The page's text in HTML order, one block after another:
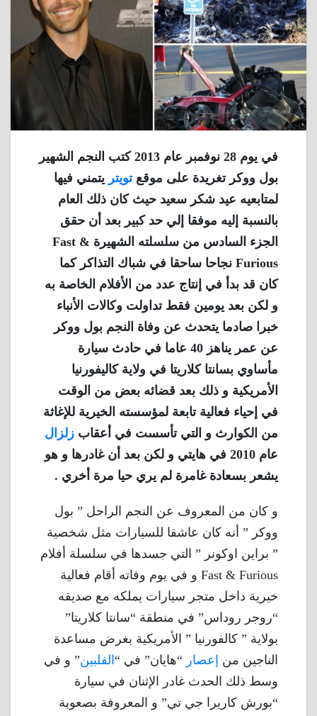
في يوم 28 نوفمبر عام 2013 كتب النجم الشهير
بول ووكر تغريدة على موقعتويتر يتمني فيها
لمتابعيه عيد شكر سعيد حيث كان ذلك العام
بالنسبة إليه موفقا إلي حد كبير بعد أن حقق
الجزء السادس من سلسلته الشهيرة Fast &
Furious نجاحا ساحقا في شباك التذاكر كما
كان قد بدأ في إنتاج عدد من الأفلام الخاصة به
و لكن بعد يومين فقط تداولت وكالات الأنباء
خبرا صادما يتحدث عن وفاة النجم بول ووكر
عن عمر يناهز 40 عاما في حادث سيارة
مأساوي بسانتا كلاريتا في ولاية كاليفورنيا
الأمريكية و ذلك بعد قضائه بعض من الوقت
في إحياء فعالية تابعة لمؤسسته الخيرية للإغاثة
من الكوارث و التي تأسست في أعقاب زلزال
عام 2010 في هايتي و لكن بعد أن غادرها و هو
يشعر بسعادة غامرة لم يري حيا مرة أخري .
و كان من المعروف عن النجم الراحل ” بول
ووكر ” أنه كان عاشقا للسيارات مثل شخصية
” براين اوكونر ” التي جسدها في سلسلة أفلام
Fast & Furious و في يوم وفاته أقام فعالية
خيرية داخل متجر سيارات يملكه مع صديقه
“روجر روداس” في منطقة “سانتا كلاريتا”
بولاية ” كالفورنيا ” الأمريكية بغرض مساعدة
الناجين من
إعصار “هايان” في “ الفلبين” و في
وسط ذلك الحدث غادر الإثنان في سيارة
“بورش كاريرا جي تي” و المعروفة بصعوبة